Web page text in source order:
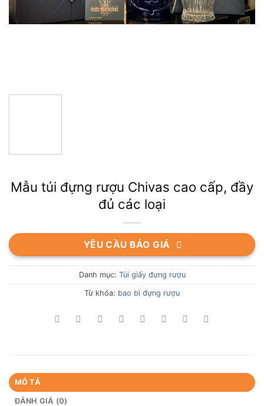
Mẫu túi đựng rượu Chivas cao cấp, đầy
đủ các loại
YÊU CẦU BÁO GIÁ
Danh mục: Túi giấy đựng rượu
Từ khóa: bao bì đựng rượu
MÔ TẢ
ĐÁNH GIÁ (0)